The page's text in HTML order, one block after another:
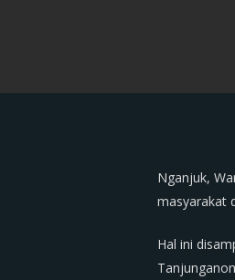
Nganjuk,
masyarakat
Hal ini